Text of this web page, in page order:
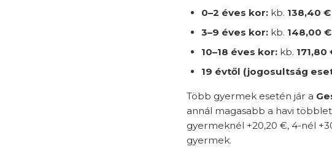
0–2 éves kor: kb. 138,40
3–9 éves kor: kb. 148,00
10–18 éves kor: kb. 171,80
19 évtől (jogosultság
Több gyermek esetén jár a
annál magasabb a havi
gyermeknél +20,20 €, 4-nél
gyermek.